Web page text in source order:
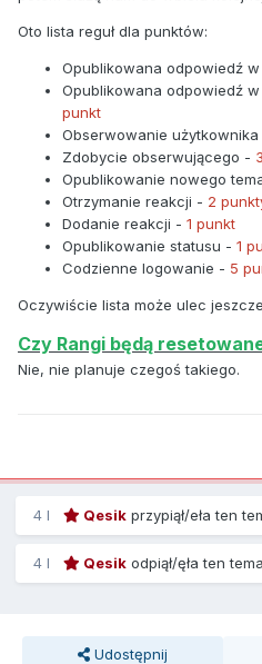
Oto lista reguł dla punktów:
Opublikowana odpowiedź
Opublikowana odpowiedź
punkt
Obserwowanie użytkownika
Zdobycie obserwującego -
Opublikowanie nowego
Otrzymanie reakcji - 2
Dodanie reakcji - 1 punkt
Opublikowanie statusu - 1
Codzienne logowanie - 5
Oczywiście lista może ulec
Czy Rangi będą
Nie, nie planuje czegoś takiego.
4 l Qesik przypiął/eła ten
4 l Qesik odpiął/ęła ten
Udostępnij